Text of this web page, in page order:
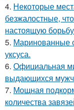
4. Некоторые
безжалостные,
настоящую
5. Маринованные
уксуса.
6. Официальная
выдающихся
7. Мощная
количества